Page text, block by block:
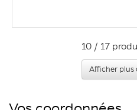
10 / 17
Afficher plus